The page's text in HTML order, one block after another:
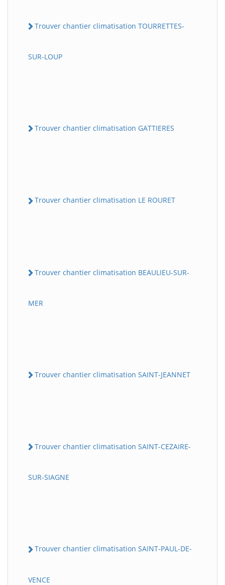
Trouver chantier climatisation TOURRETTES-
SUR-LOUP
Trouver chantier climatisation GATTIERES
Trouver chantier climatisation LE ROURET
Trouver chantier climatisation BEAULIEU-SUR-
MER
Trouver chantier climatisation SAINT-JEANNET
Trouver chantier climatisation SAINT-CEZAIRE-
SUR-SIAGNE
Trouver chantier climatisation SAINT-PAUL-DE-
VENCE